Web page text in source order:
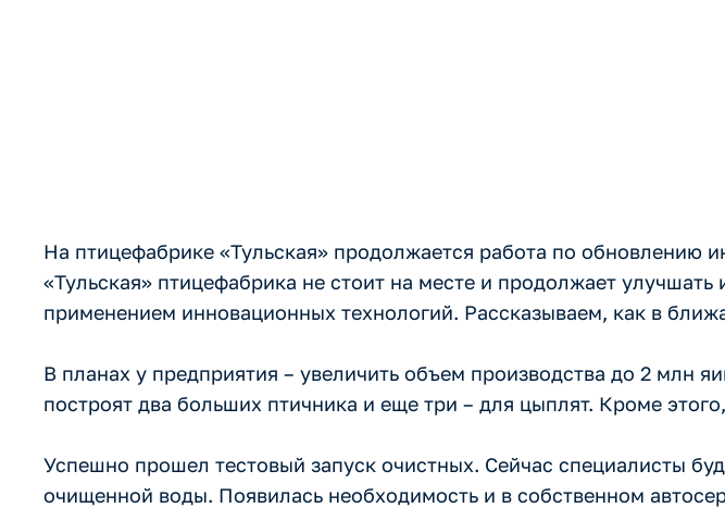
На птицефабрике «Тульская» продолжается работа по обновлению
«Тульская» птицефабрика не стоит на месте и продолжает улучшать
применением инновационных технологий. Рассказываем, как в
В планах у предприятия – увеличить объем производства до 2 млн
построят два больших птичника и еще три – для цыплят. Кроме
Успешно прошел тестовый запуск очистных. Сейчас специалисты
очищенной воды. Появилась необходимость и в собственном